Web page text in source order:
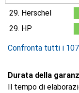
29. Herschel
29. HP
Confronta tutti i
Durata della
Il tempo di